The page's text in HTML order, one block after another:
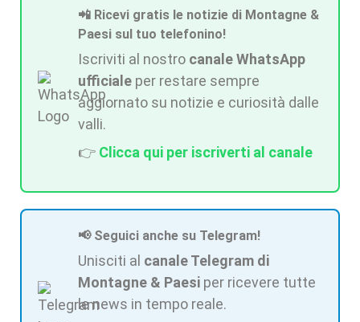
📲 Ricevi gratis le notizie di Montagne &
Paesi sul tuo telefonino!
Iscriviti al nostro canale WhatsApp
ufficiale per restare sempre
aggiornato su notizie e curiosità dalle
valli.
👉 Clicca qui per iscriverti al canale
📢 Seguici anche su Telegram!
Unisciti al canale Telegram di
Montagne & Paesi per ricevere tutte
le news in tempo reale.